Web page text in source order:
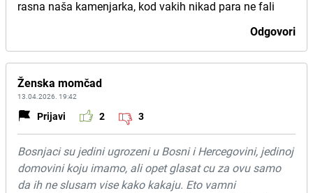
rasna naša kamenjarka, kod vakih nikad para ne fali
Odgovori
Ženska momčad
13.04.2026. 19:42
Prijavi 2 3
Bosnjaci su jedini ugrozeni u Bosni i Hercegovini, jedinoj
domovini koju imamo, ali opet glasat cu za ovu samo
da ih ne slusam vise kako kakaju. Eto vamni